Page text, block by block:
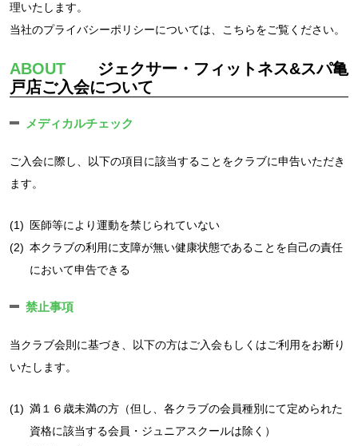
理いたします。
当社のプライバシーポリシーについては、 こちらをご覧ください。
ABOUT ジェクサー・フィットネス&スパ亀
戸店ご入会について
メディカルチェック
ご入会に際し、以下の項目に該当することをクラブに申告いただき
ます。
(1)
医師等により運動を禁じられていない
(2) 本クラブの利用に支障が無い健康状態であることを自己の責任
において申告できる
禁止事項
当クラブ会則に基づき、以下の方はご入会もしくはご利用をお断り
いたします。
(1) 満１６歳未満の方（但し、各クラブの会員種別にて定められた
資格に該当する会員・ジュニアスクールは除く）